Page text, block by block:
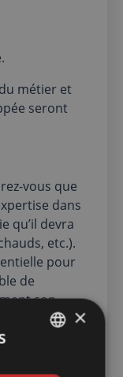
métier et
seront
vous que
dans
qu’il devra
etc.).
pour
de
son
×